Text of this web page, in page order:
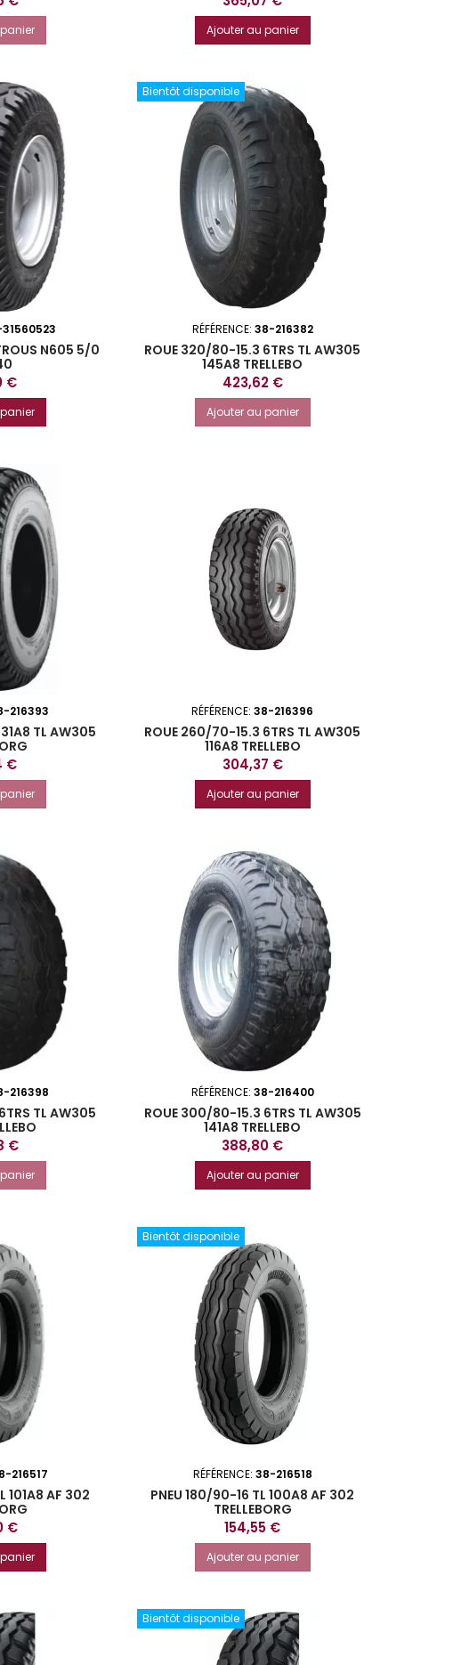
Ajouter au panier
N605 5/0
€
Bientôt disponible
RÉFÉRENCE: 38-216382
ROUE 320/80-15.3 6TRS TL AW305
145A8 TRELLEBO
Prix
423,62 €
Ajouter au panier
216393
TL AW305
€
RÉFÉRENCE:38-216396
ROUE 260/70-15.3 6TRS TL AW305
116A8 TRELLEBO
Prix
304,37 €
Ajouter au panier
216398
TL AW305
€
RÉFÉRENCE: 38-216400
ROUE 300/80-15.3 6TRS TL AW305
141A8 TRELLEBO
Prix
388,80 €
Ajouter au panier
216517
101A8 AF 302
€
Bientôt disponible
RÉFÉRENCE: 38-216518
PNEU 180/90-16 TL 100A8 AF 302
TRELLEBORG
Prix
154,55 €
Ajouter au panier
Bientôt disponible